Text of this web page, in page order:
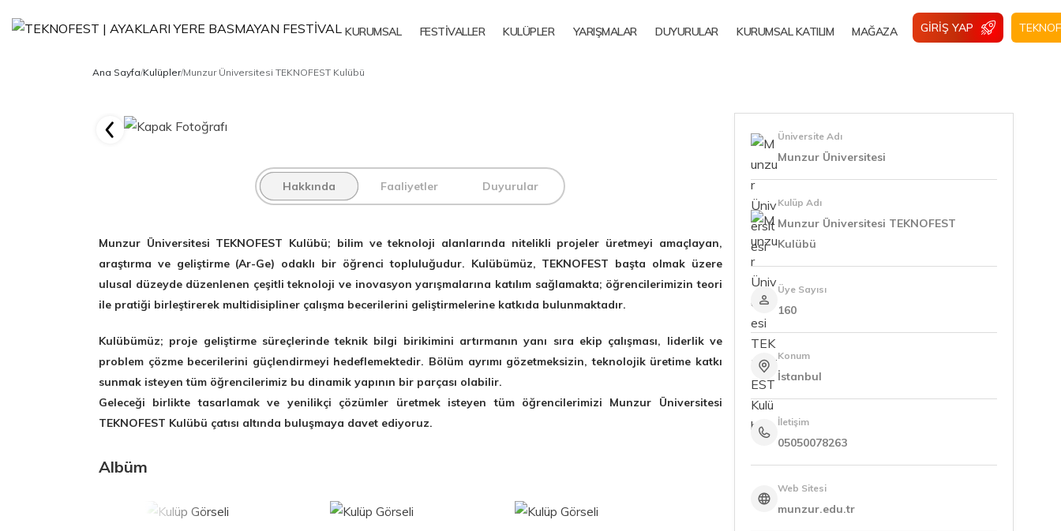
KURUMSAL FESTİVALLER KULÜPLER YARIŞMALAR DUYURULAR KURUMSAL KATILIM MAĞAZA GIRIŞ YAP
Ana Sayfa/Kulüpler/Munzur Üniversitesi TEKNOFEST Kulübü
Hakkında Faaliyetler Duyurular
Munzur Üniversitesi TEKNOFEST Kulübü; bilim ve teknoloji alanlarında nitelikli projeler üretmeyi amaçlayan,
araştırma ve geliştirme (Ar-Ge) odaklı bir öğrenci topluluğudur. Kulübümüz, TEKNOFEST başta olmak üzere
ulusal düzeyde düzenlenen çeşitli teknoloji ve inovasyon yarışmalarına katılım sağlamakta; öğrencilerimizin teori
ile pratiği birleştirerek multidisipliner çalışma becerilerini geliştirmelerine katkıda bulunmaktadır.
Kulübümüz; proje geliştirme süreçlerinde teknik bilgi birikimini artırmanın yanı sıra ekip çalışması, liderlik ve
problem çözme becerilerini güçlendirmeyi hedeflemektedir. Bölüm ayrımı gözetmeksizin, teknolojik üretime katkı
sunmak isteyen tüm öğrencilerimiz bu dinamik yapının bir parçası olabilir.
Geleceği birlikte tasarlamak ve yenilikçi çözümler üretmek isteyen tüm öğrencilerimizi Munzur Üniversitesi
TEKNOFEST Kulübü çatısı altında buluşmaya davet ediyoruz.
Albüm
Üniversite Adı
Munzur Üniversitesi
Kulüp Adı
Munzur Üniversitesi TEKNOFEST
Kulübü
Üye Sayısı
160
Konum
İstanbul
İletişim
05050078263
Web Sitesi
munzur.edu.tr